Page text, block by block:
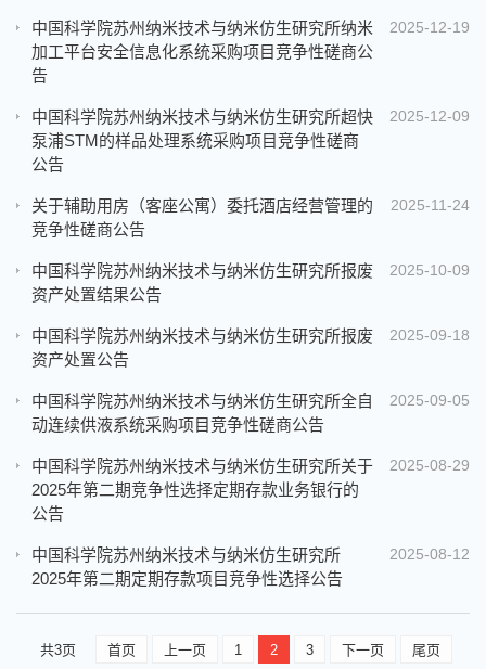
2025-12-19
中国科学院苏州纳米技术与纳米仿生研究所纳米
加工平台安全信息化系统采购项目竞争性磋商公
告
2025-12-09
中国科学院苏州纳米技术与纳米仿生研究所超快
泵浦STM的样品处理系统采购项目竞争性磋商
公告
2025-11-24
关于辅助用房（客座公寓）委托酒店经营管理的
竞争性磋商公告
2025-10-09
中国科学院苏州纳米技术与纳米仿生研究所报废
资产处置结果公告
2025-09-18
中国科学院苏州纳米技术与纳米仿生研究所报废
资产处置公告
2025-09-05
中国科学院苏州纳米技术与纳米仿生研究所全自
动连续供液系统采购项目竞争性磋商公告
2025-08-29
中国科学院苏州纳米技术与纳米仿生研究所关于
2025年第二期竞争性选择定期存款业务银行的
公告
2025-08-12
中国科学院苏州纳米技术与纳米仿生研究所
2025年第二期定期存款项目竞争性选择公告
共3页 首页 上一页 1 2 3 下一页 尾页